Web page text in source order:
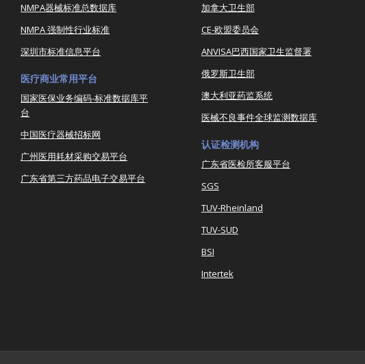
NMPA器械标准总数据库
NMPA 强制性行业标准
深圳市标准信息平台
医疗商业常用平台
国家医保业务编码-标准数据库平
台
中国医疗器械招标网
广州医用耗材采购交易平台
广东省第三方药品电子交易平台
加拿大卫生部
CE-欧盟委员会
ANVISA巴西国家卫生监督署
俄罗斯卫生部
澳大利亚药监系统
医械不良事件全球监测数据库
认证检测机构
广东省医检所客服平台
SGS
TUV-Rheinland
TUV-SUD
BSI
Intertek